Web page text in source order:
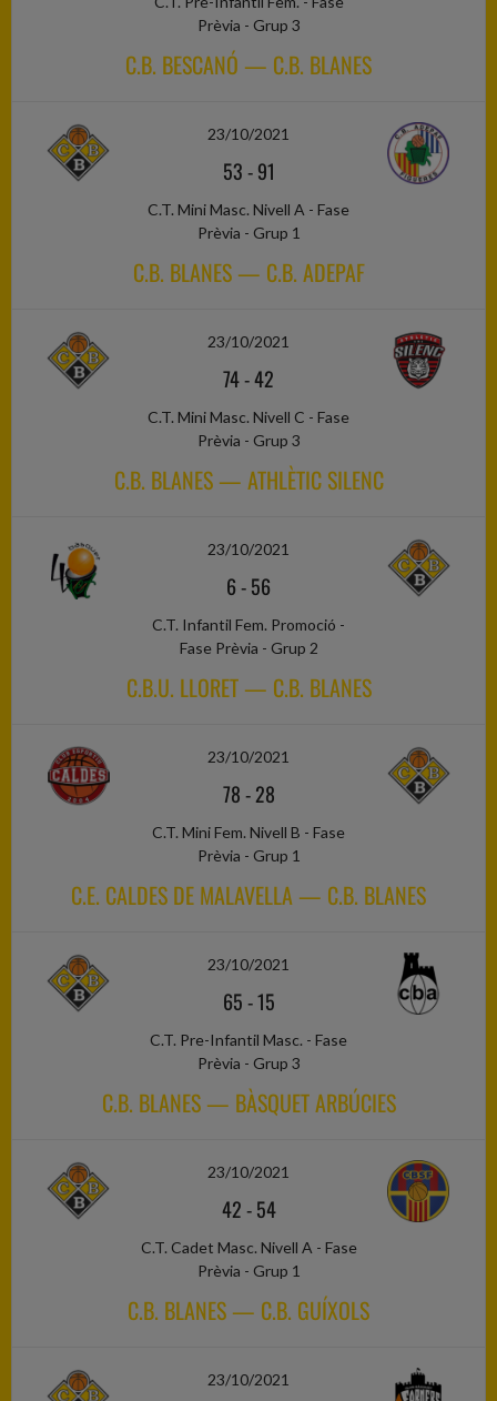
Prèvia - Grup 3
C.B. BESCANÓ — C.B. BLANES
23/10/2021
53-91
C.T. Mini Masc. Nivell A - Fase
Prèvia - Grup 1
C.B. BLANES — C.B. ADEPAF
23/10/2021
74-42
C.T. Mini Masc. Nivell C - Fase
Prèvia - Grup 3
C.B. BLANES — ATHLÈTIC SILENC
23/10/2021
6-56
C.T. Infantil Fem. Promoció -
Fase Prèvia - Grup 2
C.B.U. LLORET — C.B. BLANES
23/10/2021
78-28
C.T. Mini Fem. Nivell B - Fase
Prèvia - Grup 1
C.E. CALDES DE MALAVELLA — C.B. BLANES
23/10/2021
65-15
C.T. Pre-Infantil Masc. - Fase
Prèvia - Grup 3
C.B. BLANES — BÀSQUET ARBÚCIES
23/10/2021
42-54
C.T. Cadet Masc. Nivell A - Fase
Prèvia - Grup 1
C.B. BLANES — C.B. GUÍXOLS
23/10/2021